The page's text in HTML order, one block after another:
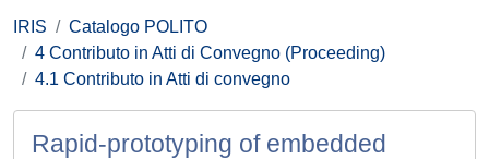
IRIS
Catalogo POLITO
4 Contributo in Atti di Convegno (Proceeding)
4.1 Contributo in Atti di convegno
Rapid-prototyping of embedded